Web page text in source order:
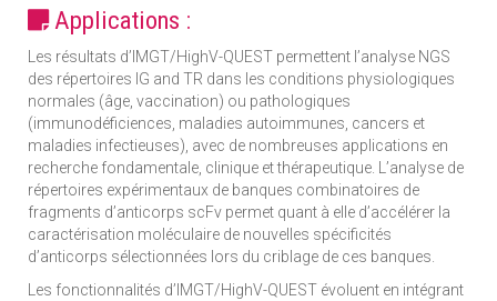
Applications :
Les résultats d’IMGT/HighV-QUEST permettent l’analyse NGS
des répertoires IG and TR dans les conditions physiologiques
normales (âge, vaccination) ou pathologiques
(immunodéficiences, maladies autoimmunes, cancers et
maladies infectieuses), avec de nombreuses applications en
recherche fondamentale, clinique et thérapeutique. L’analyse de
répertoires expérimentaux de banques combinatoires de
fragments d’anticorps scFv permet quant à elle d’accélérer la
caractérisation moléculaire de nouvelles spécificités
d’anticorps sélectionnées lors du criblage de ces banques.
Les fonctionnalités d’IMGT/HighV-QUEST évoluent en intégrant